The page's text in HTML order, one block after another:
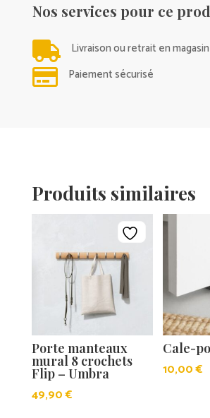
Nos services pour ce
 Livraison ou retrait en magasin
 Paiement sécurisé
Produits similaires
Porte manteaux
mural 8 crochets
Flip – Umbra
49,90€
Cale-
10,00€